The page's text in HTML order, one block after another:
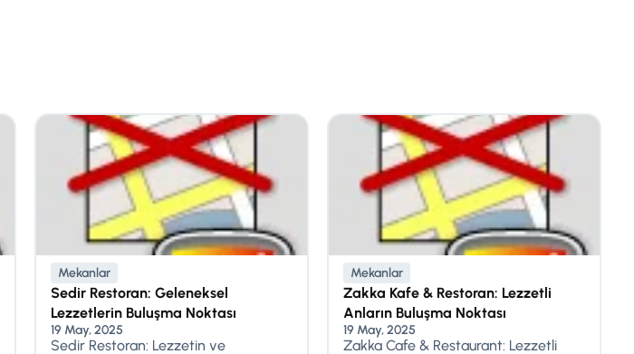
Mekanlar
Sedir Restoran: Geleneksel
Lezzetlerin Buluşma Noktası
19 May, 2025
Sedir Restoran: Lezzetin ve
Mekanlar
Zakka Kafe & Restoran: Lezzetli
Anların Buluşma Noktası
19 May, 2025
Zakka Cafe & Restaurant: Lezzetli